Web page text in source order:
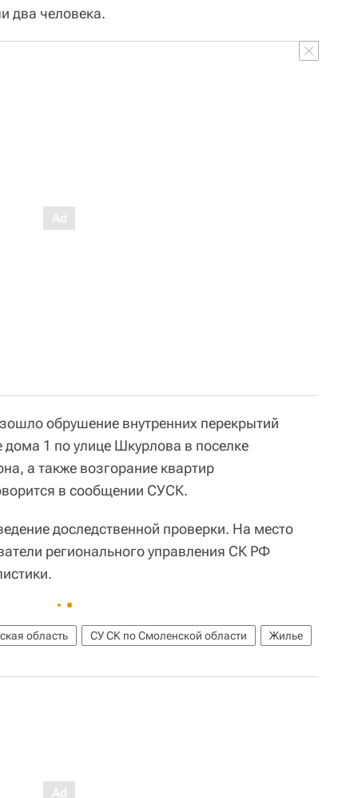
два человека.
обрушение внутренних перекрытий
дома 1 по улице Шкурлова в поселке
а также возгорание квартир
в сообщении СУСК.
доследственной проверки. На место
регионального управления СК РФ
область СУ СК по Смоленской области Жилье